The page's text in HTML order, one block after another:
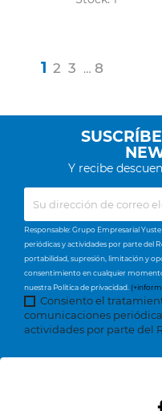
123 … 8
Y recibe
Responsable: Grupo Empresarial
periódicas y actividades por parte del
portabilidad, supresión, limitación y
consentimiento en cualquier
nuestra Política de privacidad.
Consiento el
comunicaciones
actividades por parte del